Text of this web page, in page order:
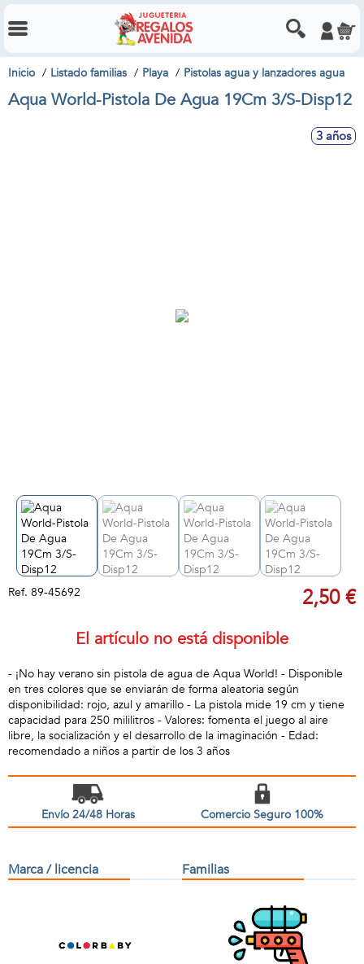
Inicio Listado familias Playa Pistolas agua y lanzadores agua
Aqua World-Pistola De Agua 19Cm 3/S-Disp12
3 años
Ref. 89-45692 2,50 €
El artículo no está disponible
- ¡No hay verano sin pistola de agua de Aqua World! - Disponible
en tres colores que se enviarán de forma aleatoria según
disponibilidad: rojo, azul y amarillo - La pistola mide 19 cm y tiene
capacidad para 250 mililitros - Valores: fomenta el juego al aire
libre, la socialización y el desarrollo de la imaginación - Edad:
recomendado a niños a partir de los 3 años
Envío 24/48 Horas Comercio Seguro 100%
Marca / licencia Familias